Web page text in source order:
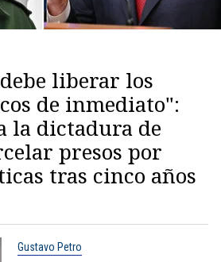
liberar los
de inmediato":
la dictadura de
presos por
tras cinco años
Gustavo Petro